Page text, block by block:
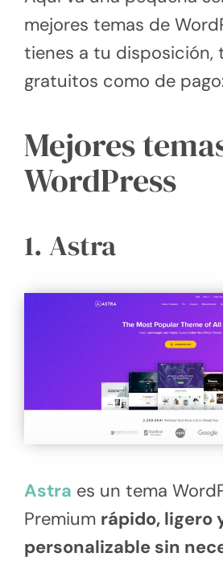
mejores temas de
tienes a tu disposición,
gratuitos como de
Mejores
WordPress
1. Astra
Astra es un tema
Premium rápido, ligero
personalizable sin